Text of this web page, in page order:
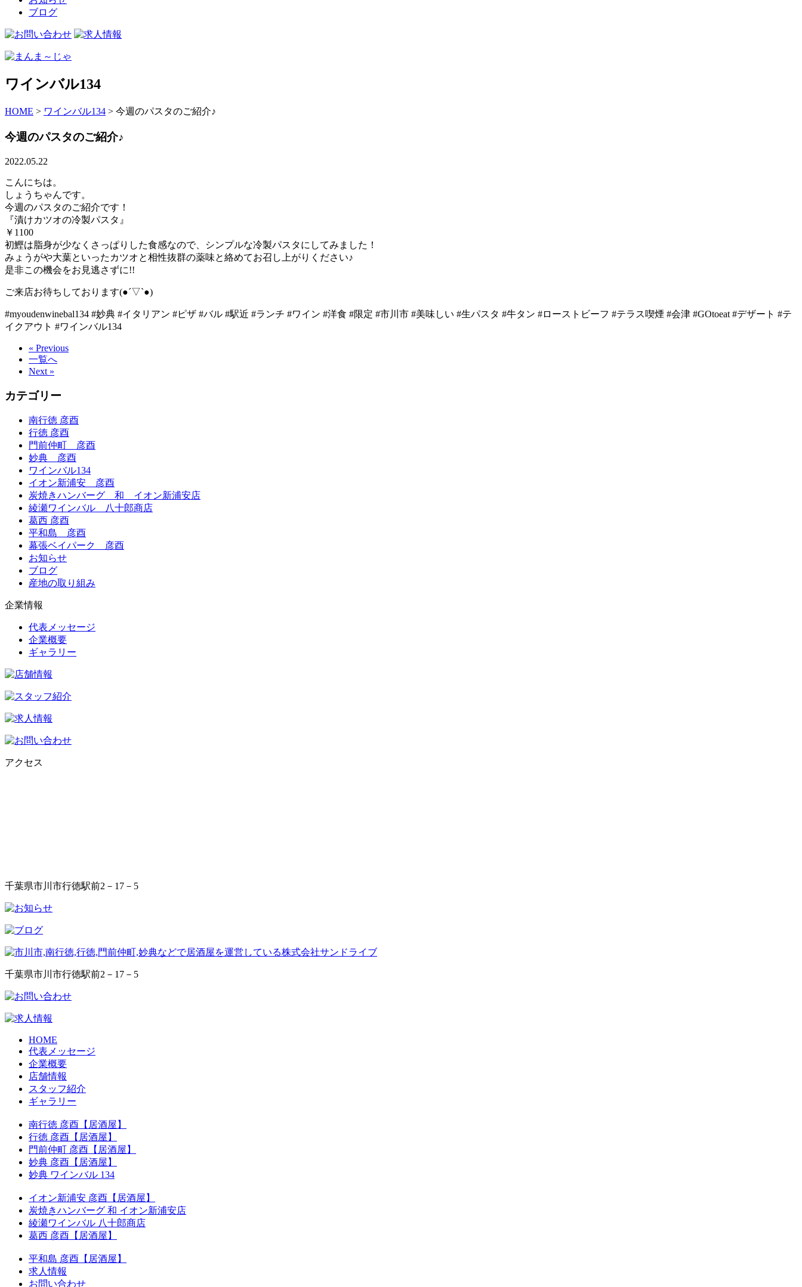
ブログ
ワインバル134
HOME > ワインバル134 > 今週のパスタのご紹介♪
今週のパスタのご紹介♪
2022.05.22
こんにちは。
しょうちゃんです。
今週のパスタのご紹介です！
『漬けカツオの冷製パスタ』
￥1100
初鰹は脂身が少なくさっぱりした食感なので、シンプルな冷製パスタにしてみました！
みょうがや大葉といったカツオと相性抜群の薬味と絡めてお召し上がりください♪
是非この機会をお見逃さずに!!
ご来店お待ちしております(●︎´▽︎`●︎)
#myoudenwinebal134 #妙典 #イタリアン #ピザ #バル #駅近 #ランチ #ワイン #洋食 #限定 #市川市 #美味しい #生パスタ #牛タン #ローストビーフ #テラス喫煙 #会津 #GOtoeat #デザート #テ
イクアウト #ワインバル134
« Previous
一覧へ
Next »
カテゴリー
南行徳 彦酉
行徳 彦酉
門前仲町 彦酉
妙典 彦酉
ワインバル134
イオン新浦安 彦酉
炭焼きハンバーグ 和 イオン新浦安店
綾瀬ワインバル 八十郎商店
葛西 彦酉
平和島 彦酉
幕張ベイパーク 彦酉
お知らせ
ブログ
産地の取り組み
企業情報
代表メッセージ
企業概要
ギャラリー
アクセス
千葉県市川市行徳駅前2－17－5
千葉県市川市行徳駅前2－17－5
HOME
代表メッセージ
企業概要
店舗情報
スタッフ紹介
ギャラリー
南行徳 彦酉【居酒屋】
行徳 彦酉【居酒屋】
門前仲町 彦酉【居酒屋】
妙典 彦酉【居酒屋】
妙典 ワインバル 134
イオン新浦安 彦酉【居酒屋】
炭焼きハンバーグ 和 イオン新浦安店
綾瀬ワインバル 八十郎商店
葛西 彦酉【居酒屋】
平和島 彦酉【居酒屋】
求人情報
お問い合わせ